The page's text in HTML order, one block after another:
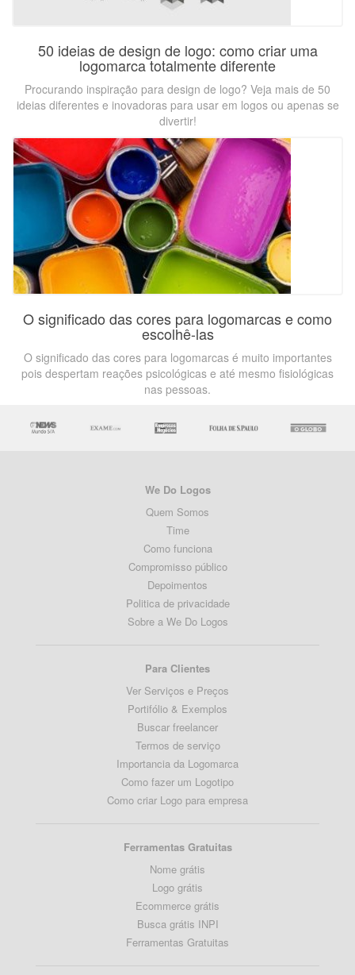
50 ideias de design de logo: como criar uma
logomarca totalmente diferente
Procurando inspiração para design de logo? Veja mais de 50
ideias diferentes e inovadoras para usar em logos ou apenas se
divertir!
O significado das cores para logomarcas e como
escolhê-las
O significado das cores para logomarcas é muito importantes
pois despertam reações psicológicas e até mesmo fisiológicas
nas pessoas.
We Do Logos
Quem Somos
Time
Como funciona
Compromisso público
Depoimentos
Politica de privacidade
Sobre a We Do Logos
Para Clientes
Ver Serviços e Preços
Portifólio & Exemplos
Buscar freelancer
Termos de serviço
Importancia da Logomarca
Como fazer um Logotipo
Como criar Logo para empresa
Ferramentas Gratuitas
Nome grátis
Logo grátis
Ecommerce grátis
Busca grátis INPI
Ferramentas Gratuitas